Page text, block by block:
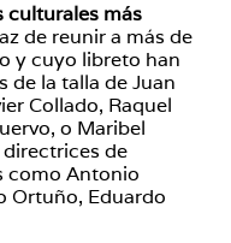
culturales más
de reunir a más de
y cuyo libreto han
de la talla de Juan
Collado, Raquel
o Maribel
de
como Antonio
Ortuño, Eduardo